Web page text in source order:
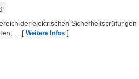
der elektrischen
...
[ Weitere Infos ]